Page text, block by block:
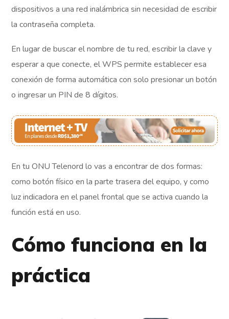
dispositivos a una red inalámbrica sin necesidad de escribir
la contraseña completa.
En lugar de buscar el nombre de tu red, escribir la clave y
esperar a que conecte, el WPS permite establecer esa
conexión de forma automática con solo presionar un botón
o ingresar un PIN de 8 dígitos.
En tu ONU Telenord lo vas a encontrar de dos formas:
como botón físico en la parte trasera del equipo, y como
luz indicadora en el panel frontal que se activa cuando la
función está en uso.
Cómo funciona en la
práctica